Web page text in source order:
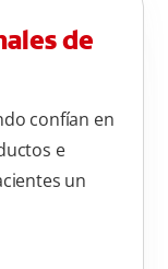
de
confían en
e
un